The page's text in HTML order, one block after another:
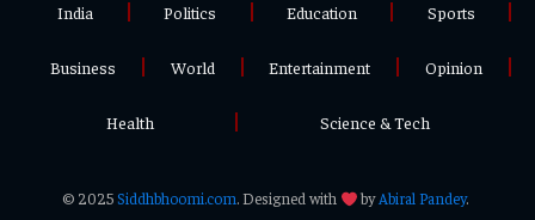
India Politics Education Sports
Business World Entertainment Opinion
Health Science & Tech
© 2025Siddhbhoomi.com. Designed with byAbiral Pandey.